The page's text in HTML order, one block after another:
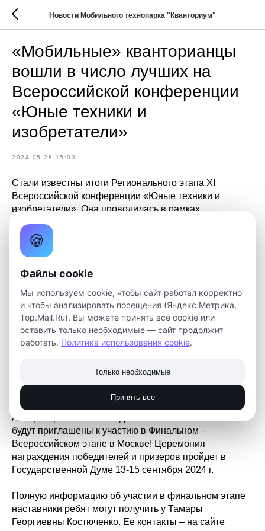
Новости Мобильного технопарка "Кванториум"
«Мобильные» кванторианцы
вошли в число лучших на
Всероссийской конференции
«Юные техники и
изобретатели»
2024-05-28 15:03
Стали известны итоги Регионального этапа XI
Всероссийской конференции «Юные техники и
изобретатели». Она проводилась в рамках
Всероссийской ярмарки проектов «Проектное
измерение».
количество баллов, вошли и кванторианцы из томской
области:
Диана Воробьева с проектом «Дизайн-проект
спортивного комплекса для инвалидов-
колясочников и людей с ДЦП» («Мобильный
Кванториум», МКОУ «Тегульдетская СОШ», г.
Arduino» («Мобильный Кванториум», МБОУ
Авторы проектов – победителей и их наставники
будут приглашены к участию в Финальном –
Всероссийском этапе в Москве! Церемония
награждения победителей и призеров пройдет в
Государственной Думе 13-15 сентября 2024 г.
Полную информацию об участии в финальном этапе
наставники ребят могут получить у Тамары
Георгиевны Костюченко. Ее контакты – на сайте
🍪
Файлы cookie
Мы используем cookie, чтобы сайт работал корректно
и чтобы анализировать посещения (Яндекс.Метрика,
Top.Mail.Ru). Вы можете принять все cookie или
оставить только необходимые — сайт продолжит
работать. Политика использования cookie.
Только необходимые
Принять все